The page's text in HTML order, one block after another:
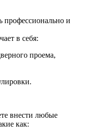
профессионально и
в себя:
проема,
внести любые
как: